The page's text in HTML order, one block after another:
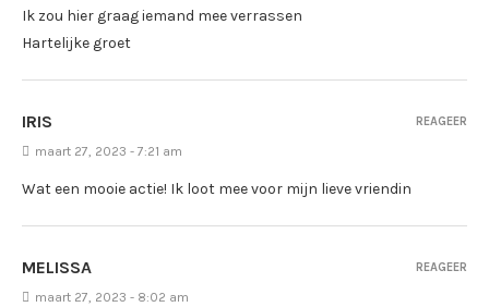
Ik zou hier graag iemand mee verrassen
Hartelijke groet
IRIS
maart 27, 2023 - 7:21 am
Wat een mooie actie! Ik loot mee voor mijn lieve vriendin
REAGEER
MELISSA
maart 27, 2023 - 8:02 am
REAGEER